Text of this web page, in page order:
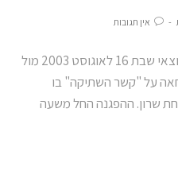
אין תגובות
התנועה לאיכות השלטון תפגין במוצאי שבת 16 לאוגוסט 2003 מול
על "קשר השתיקה" בו
שרון. ההפגנה החל משעה